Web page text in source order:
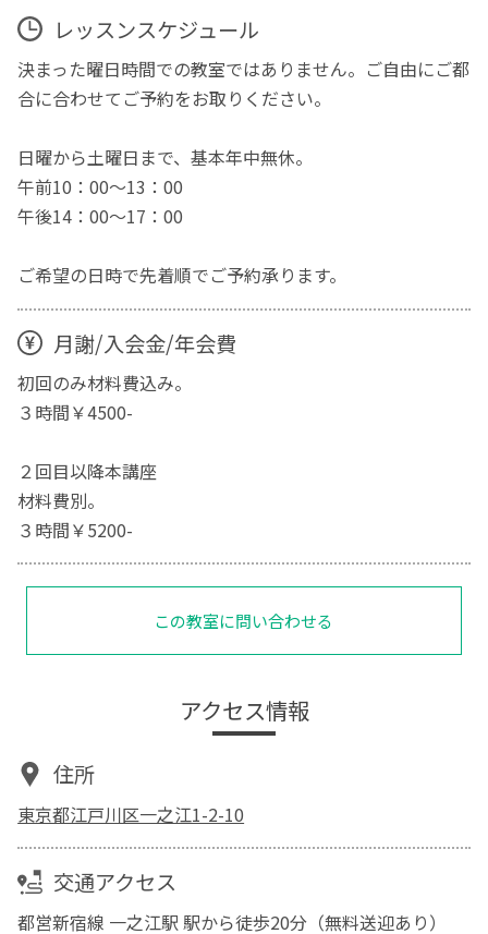
レッスンスケジュール
決まった曜日時間での教室ではありません。ご自由にご都
合に合わせてご予約をお取りください。
日曜から土曜日まで、基本年中無休。
午前10：00～13：00
午後14：00～17：00
ご希望の日時で先着順でご予約承ります。
月謝/入会金/年会費
初回のみ材料費込み。
３時間￥4500-
２回目以降本講座
材料費別。
３時間￥5200-
この教室に問い合わせる
アクセス情報
住所
東京都江戸川区一之江1-2-10
交通アクセス
都営新宿線 一之江駅 駅から徒歩20分（無料送迎あり）